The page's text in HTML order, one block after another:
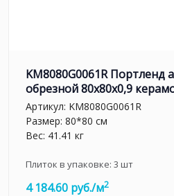
KM8080G0061R
обрезной 80x80x0,9
Артикул: KM8080G0061R
Размер: 80*80 см
Вес: 41.41 кг
Плиток в упаковке: 3 шт
4 184.60 руб./м2